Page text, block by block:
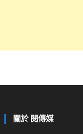
關於 閱傳媒